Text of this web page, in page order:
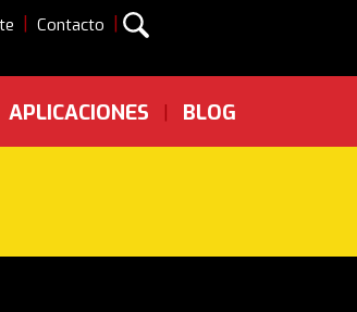
| Contacto |
APLICACIONES | BLOG